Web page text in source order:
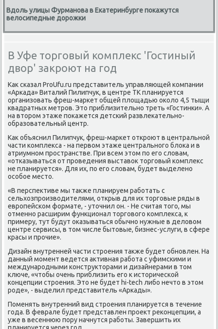
Вдоль улицы Фурманова в Екатеринбурге покажутся
велосипедные дорожки
В Уфе торговый комплекс 'Гостиный
двор' закроют на год
Как сказал ProUfu.ru представитель управляющей компании
«Аркада» Виталий Пилипчук, в центре ТК планируется
организовать фреш-маркет общей площадью около 4,5 тыщи
квадратных метров. Это приблизительно треть «Гостинки». А
на втором этаже покажется детский развлекательно-
образовательный центр.
Как объяснил Пилипчук, фреш-маркет откроют в центральной
части комплекса - на первом этаже центрального блока и в
атриумном пространстве. При всем этом по его словам,
«отказываться от проведения выставок торговый комплекс
не планируется». Для их, по его словам, будет выделено
особое место.
«В перспективе мы также планируем работать с
сельхозпроизводителями, открыв для их торговые ряды в
европейском формате, - уточнил он. - Не считая того, мы
отменно расширим функционал торгового комплекса, к
примеру, тут будут оказываться обычно нужные в деловом
центре сервисы, в том числе бытовые, бизнес-услуги, в сфере
красы и прочие».
Дизайн внутренней части строения также будет обновлен. На
данный момент ведется активная работа с уфимскими и
международными конструкторами и дизайнерами в том
ключе, «чтобы очень приблизить его к исторической
концепции строения. Это не будет hi-tech либо нечто в этом
роде», - выделил представитель «Аркады».
Поменять внутренний вид строения планируется в течение
года. В феврале будет представлен проект реконцепции, а
уже в весеннюю пору начнутся работы. Завершить их